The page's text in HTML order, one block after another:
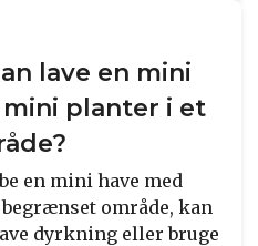
lave en mini
planter i et
en mini have med
område, kan
dyrkning eller bruge